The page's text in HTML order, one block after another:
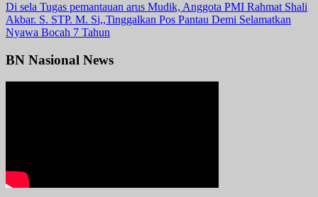
Di sela Tugas pemantauan arus Mudik, Anggota PMI Rahmat Shali
Akbar. S. STP. M. Si,,Tinggalkan Pos Pantau Demi Selamatkan
Nyawa Bocah 7 Tahun
BN Nasional News